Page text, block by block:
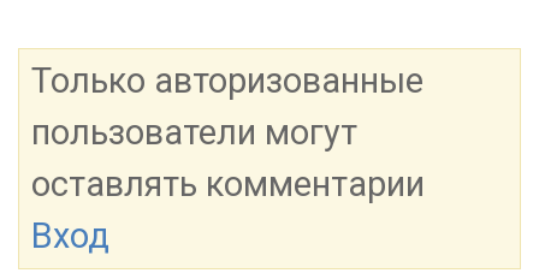
Только авторизованные
пользователи могут
оставлять комментарии
Вход